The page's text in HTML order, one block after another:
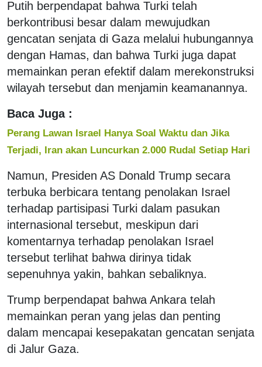
Putih berpendapat bahwa Turki telah
berkontribusi besar dalam mewujudkan
gencatan senjata di Gaza melalui hubungannya
dengan Hamas, dan bahwa Turki juga dapat
memainkan peran efektif dalam merekonstruksi
wilayah tersebut dan menjamin keamanannya.
Baca Juga :
Perang Lawan Israel Hanya Soal Waktu dan Jika
Terjadi, Iran akan Luncurkan 2.000 Rudal Setiap Hari
Namun, Presiden AS Donald Trump secara
terbuka berbicara tentang penolakan Israel
terhadap partisipasi Turki dalam pasukan
internasional tersebut, meskipun dari
komentarnya terhadap penolakan Israel
tersebut terlihat bahwa dirinya tidak
sepenuhnya yakin, bahkan sebaliknya.
Trump berpendapat bahwa Ankara telah
memainkan peran yang jelas dan penting
dalam mencapai kesepakatan gencatan senjata
di Jalur Gaza.